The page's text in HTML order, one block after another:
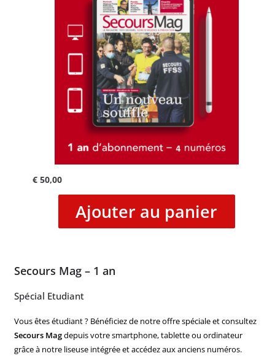
€50,00
Ajouter au panier
Secours Mag – 1 an
Spécial Etudiant
Vous êtes étudiant ? Bénéficiez de notre offre spéciale et consultez
Secours Magdepuis votre smartphone, tablette ou ordinateur
grâce à notre liseuse intégrée et accédez aux anciens numéros.